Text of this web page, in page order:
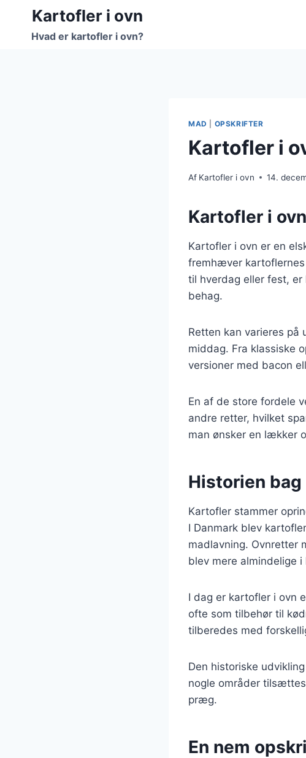
Fortsæt
indhold
Kartofler i ovn
Hvad er kartofler i ovn?
MAD OPSKRIFTER
Kartofler i
Af Kartofler i ovn 14.
Kartofler i
Kartofler i ovn er en
fremhæver
til hverdag eller fest,
behag.
Retten kan varieres på
middag. Fra klassiske
versioner med bacon
En af de store fordele
andre retter, hvilket
man ønsker en lækker
Historien
Kartofler stammer
I Danmark blev
madlavning. Ovnretter
blev mere almindelige
I dag er kartofler i ovn
ofte som tilbehør til
tilberedes med
Den historiske
nogle områder
præg.
En nem